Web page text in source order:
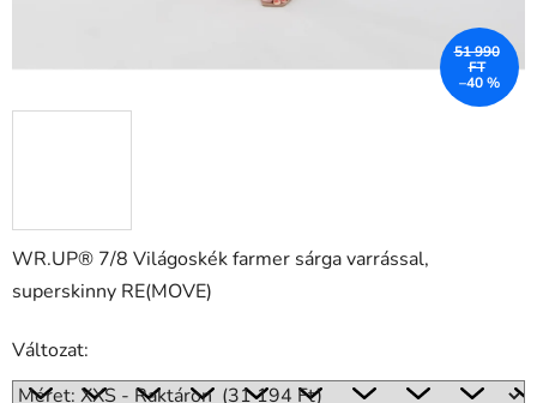
WR.UP® 7/8 Világoskék farmer sárga varrással,
superskinny RE(MOVE)
Változat:
51 990
FT
–40 %